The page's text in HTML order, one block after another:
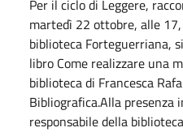
Per il ciclo di Leggere,
martedì 22 ottobre, alle
biblioteca Forteguerriana,
libro Come realizzare una
biblioteca di Francesca
Bibliografica.Alla presenza
responsabile della